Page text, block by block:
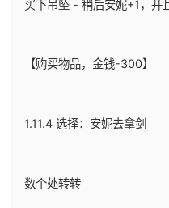
买下吊坠 - 稍后安妮+1，并
【购买物品，金钱-300】
1.11.4 选择：安妮去拿剑
数个处转转